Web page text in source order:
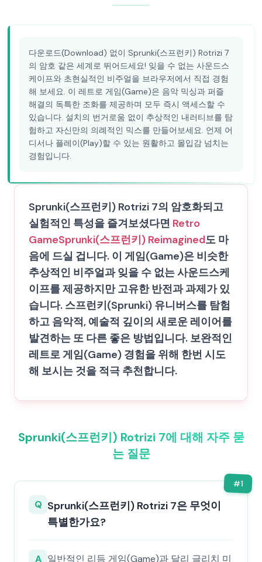
다운로드(Download) 없이 Sprunki(스프런키) Rotrizi 7
의 암호 같은 세계로 뛰어드세요! 잊을 수 없는 사운드스
케이프와 초현실적인 비주얼을 브라우저에서 직접 경험
해 보세요. 이 레트로 게임(Game)은 음악 믹싱과 퍼즐
해결의 독특한 조화를 제공하며 모두 즉시 액세스할 수
있습니다. 설치의 번거로움 없이 추상적인 내러티브를 탐
험하고 자신만의 의례적인 믹스를 만들어보세요. 언제 어
디서나 플레이(Play)할 수 있는 원활하고 몰입감 넘치는
경험입니다.
Sprunki(스프런키) Rotrizi 7의 암호화되고
실험적인 특성을 즐겨보셨다면 Retro
GameSprunki(스프런키) Reimagined도 마
음에 드실 겁니다. 이 게임(Game)은 비슷한
추상적인 비주얼과 잊을 수 없는 사운드스케
이프를 제공하지만 고유한 반전과 과제가 있
습니다. 스프런키(Sprunki) 유니버스를 탐험
하고 음악적, 예술적 깊이의 새로운 레이어를
발견하는 또 다른 좋은 방법입니다. 보완적인
레트로 게임(Game) 경험을 위해 한번 시도
해 보시는 것을 적극 추천합니다.
Sprunki(스프런키) Rotrizi 7에 대해 자주 묻
는 질문
#1
Q Sprunki(스프런키) Rotrizi 7은 무엇이
특별한가요?
A 일반적인 리듬 게임(Game)과 달리 글리치 미